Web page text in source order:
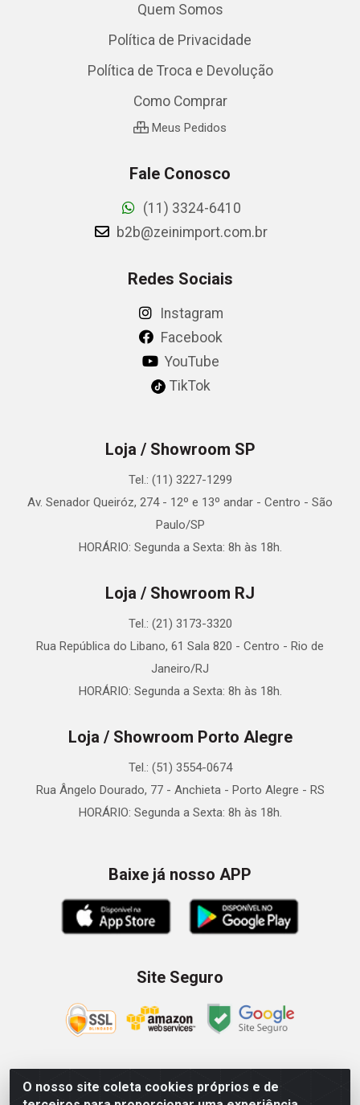
O nosso site coleta cookies próprios e de
Quem Somos
Política de Privacidade
Política de Troca e Devolução
Como Comprar
Meus Pedidos
Fale Conosco
(11) 3324-6410
b2b@zeinimport.com.br
Redes Sociais
Instagram
Facebook
YouTube
TikTok
Loja / Showroom SP
Tel.: (11) 3227-1299
Av. Senador Queiróz, 274 - 12º e 13º andar - Centro - São
Paulo/SP
HORÁRIO: Segunda a Sexta: 8h às 18h.
Loja / Showroom RJ
Tel.: (21) 3173-3320
Rua República do Libano, 61 Sala 820 - Centro - Rio de
Janeiro/RJ
HORÁRIO: Segunda a Sexta: 8h às 18h.
Loja / Showroom Porto Alegre
Tel.: (51) 3554-0674
Rua Ângelo Dourado, 77 - Anchieta - Porto Alegre - RS
HORÁRIO: Segunda a Sexta: 8h às 18h.
Baixe já nosso APP
Site Seguro
Zein Importação e Comércio LTDA - Av. Senador Queiróz, 274